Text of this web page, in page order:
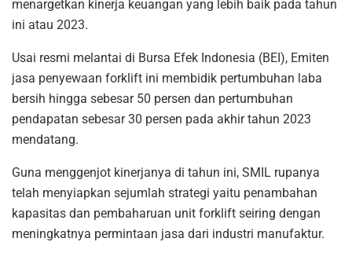
menargetkan kinerja keuangan yang lebih baik pada tahun
ini atau 2023.
Usai resmi melantai di Bursa Efek Indonesia (BEI), Emiten
jasa penyewaan forklift ini membidik pertumbuhan laba
bersih hingga sebesar 50 persen dan pertumbuhan
pendapatan sebesar 30 persen pada akhir tahun 2023
mendatang.
Guna menggenjot kinerjanya di tahun ini, SMIL rupanya
telah menyiapkan sejumlah strategi yaitu penambahan
kapasitas dan pembaharuan unit forklift seiring dengan
meningkatnya permintaan jasa dari industri manufaktur.